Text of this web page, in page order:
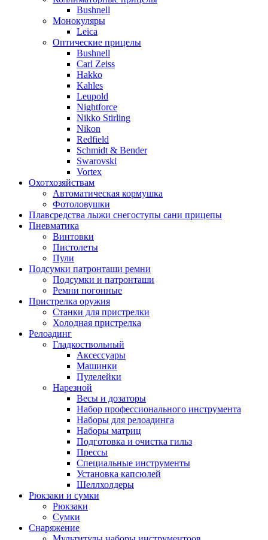
Bushnell
Монокуляры
Leica
Оптические прицелы
Bushnell
Carl Zeiss
Hakko
Kahles
Leupold
Nightforce
Nikko Stirling
Nikon
Redfield
Schmidt & Bender
Swarovski
Vortex
Охотхозяйствам
Автоматическая кормушка
Фотоловушки
Плавсредства лыжи снегоступы сани прицепы
Пневматика
Винтовки
Пистолеты
Пули
Подсумки патронташи ремни
Подсумки и патронташи
Ремни погонные
Пристрелка оружия
Станки для пристрелки
Холодная пристрелка
Релоадинг
Гладкоствольный
Аксессуары
Машинки
Пулелейки
Нарезной
Весы и дозаторы
Набор профессионального инструмента
Наборы для релоадинга
Наборы матриц
Подготовка и очистка гильз
Прессы
Специальные инструменты
Установка капсюлей
Шеллхолдеры
Рюкзаки и сумки
Рюкзаки
Сумки
Снаряжение